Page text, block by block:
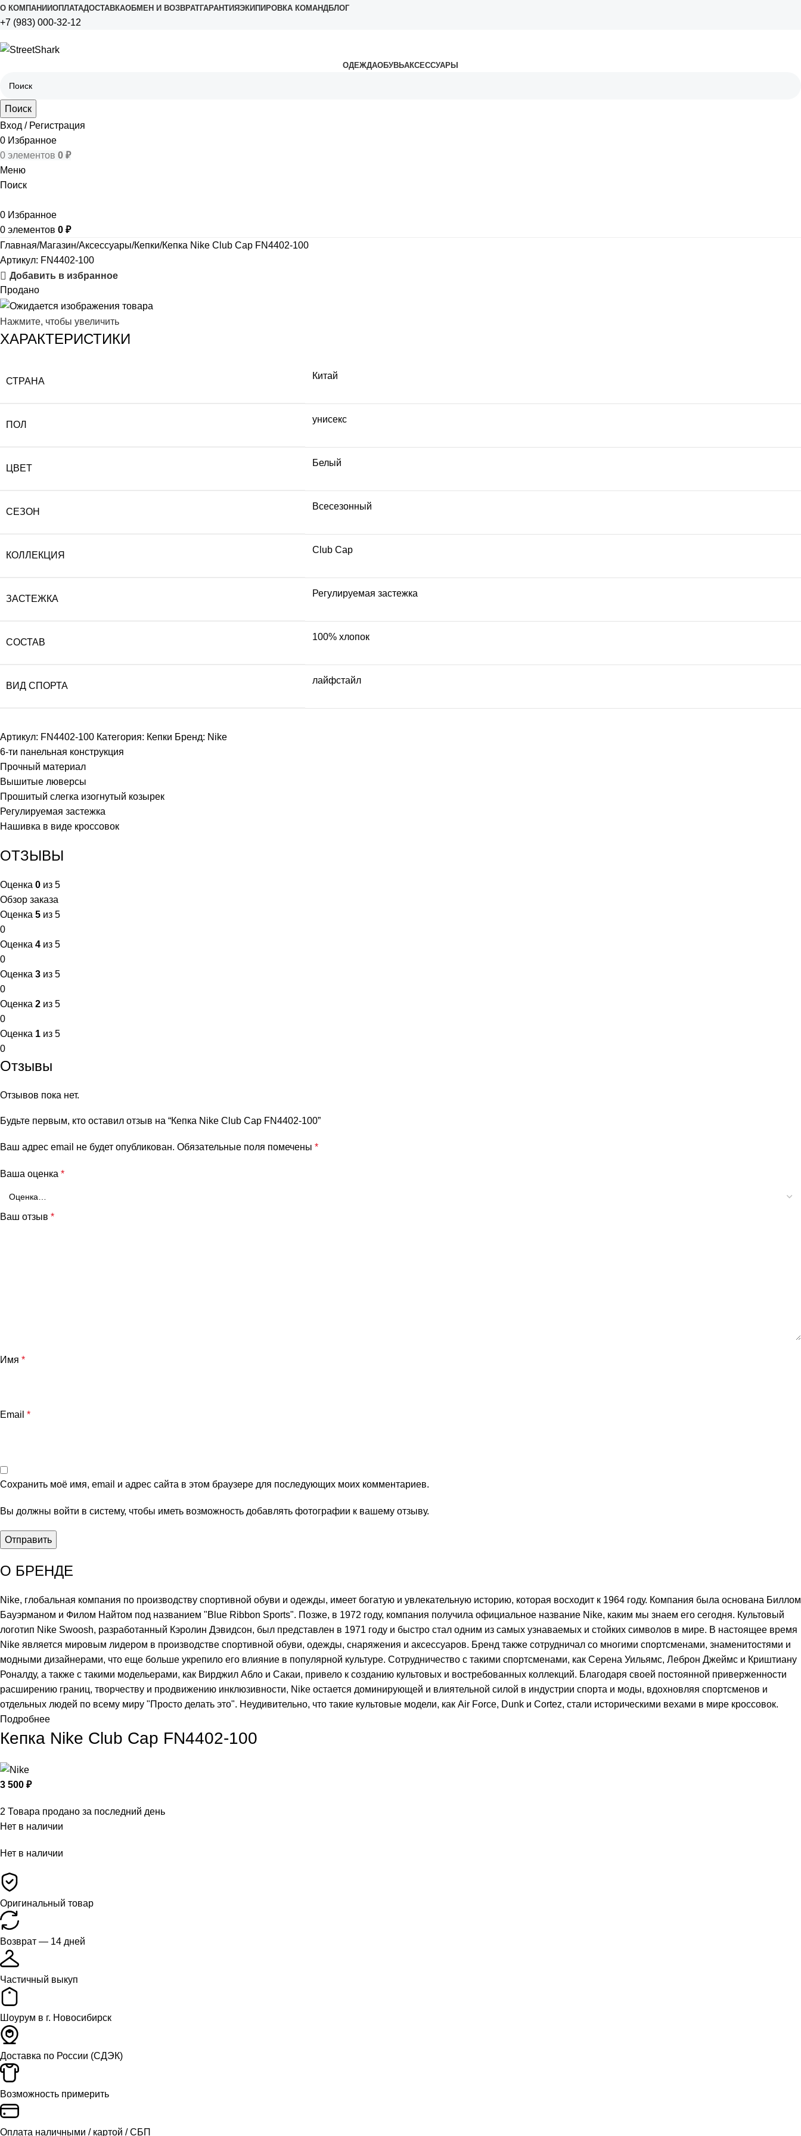
О КОМПАНИИОПЛАТАДОСТАВКАОБМЕН И ВОЗВРАТГАРАНТИЯЭКИПИРОВКА КОМАНДБЛОГ
+7 (983) 000-32-12
ОДЕЖДАОБУВЬАКСЕССУАРЫ
Поиск
Вход / Регистрация
0 Избранное
0 элементов 0 ₽
Меню
Поиск
0 Избранное
0 элементов 0 ₽
Главная Магазин Аксессуары Кепки Кепка Nike Club Cap FN4402-100
Артикул: FN4402-100
Добавить в избранное
Продано
Нажмите, чтобы увеличить
ХАРАКТЕРИСТИКИ
СТРАНА
Китай
ПОЛ
унисекс
ЦВЕТ
Белый
СЕЗОН
Всесезонный
КОЛЛЕКЦИЯ
Club Cap
ЗАСТЕЖКА
Регулируемая застежка
СОСТАВ
100% хлопок
ВИД СПОРТА
лайфстайл
Артикул: FN4402-100 Категория: Кепки Бренд: Nike
6-ти панельная конструкция
Прочный материал
Вышитые люверсы
Прошитый слегка изогнутый козырек
Регулируемая застежка
Нашивка в виде кроссовок
ОТЗЫВЫ
Оценка 0 из 5
Обзор заказа
Оценка 5 из 5
0
Оценка 4 из 5
0
Оценка 3 из 5
0
Оценка 2 из 5
0
Оценка 1 из 5
0
Отзывы
Отзывов пока нет.
Будьте первым, кто оставил отзыв на “Кепка Nike Club Cap FN4402-100”
Ваш адрес email не будет опубликован. Обязательные поля помечены *
Ваша оценка *
Ваш отзыв *
Имя *
Email *
Сохранить моё имя, email и адрес сайта в этом браузере для последующих моих комментариев.
Вы должны войти в систему, чтобы иметь возможность добавлять фотографии к вашему отзыву.
О БРЕНДЕ
Nike, глобальная компания по производству спортивной обуви и одежды, имеет богатую и увлекательную историю, которая восходит к 1964 году. Компания была основана Биллом
Бауэрманом и Филом Найтом под названием "Blue Ribbon Sports". Позже, в 1972 году, компания получила официальное название Nike, каким мы знаем его сегодня. Культовый
логотип Nike Swoosh, разработанный Кэролин Дэвидсон, был представлен в 1971 году и быстро стал одним из самых узнаваемых и стойких символов в мире. В настоящее время
Nike является мировым лидером в производстве спортивной обуви, одежды, снаряжения и аксессуаров. Бренд также сотрудничал со многими спортсменами, знаменитостями и
модными дизайнерами, что еще больше укрепило его влияние в популярной культуре. Сотрудничество с такими спортсменами, как Серена Уильямс, Леброн Джеймс и Криштиану
Роналду, а также с такими модельерами, как Вирджил Абло и Сакаи, привело к созданию культовых и востребованных коллекций. Благодаря своей постоянной приверженности
расширению границ, творчеству и продвижению инклюзивности, Nike остается доминирующей и влиятельной силой в индустрии спорта и моды, вдохновляя спортсменов и
отдельных людей по всему миру "Просто делать это". Неудивительно, что такие культовые модели, как Air Force, Dunk и Cortez, стали историческими вехами в мире кроссовок.
Подробнее
Кепка Nike Club Cap FN4402-100
3 500 ₽
2 Товара продано за последний день
Нет в наличии
Нет в наличии
Оригинальный товар
Возврат — 14 дней
Частичный выкуп
Шоурум в г. Новосибирск
Доставка по России (СДЭК)
Возможность примерить
Оплата наличными / картой / СБП